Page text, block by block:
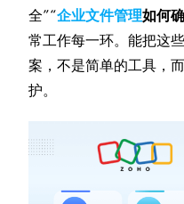
全”“企业文件管理如何
常工作每一环。能把这
案，不是简单的工具，
护。